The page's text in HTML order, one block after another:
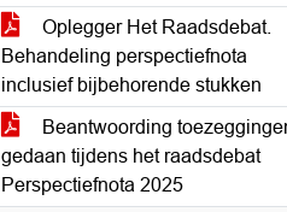
Oplegger Het Raadsdebat.
Behandeling perspectiefnota
inclusief bijbehorende stukken
Beantwoording
gedaan tijdens het raadsdebat
Perspectiefnota 2025